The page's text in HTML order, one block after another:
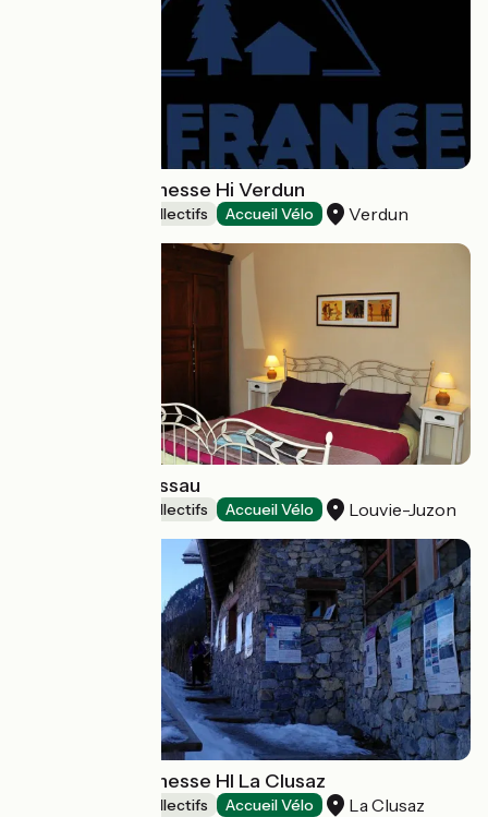
Auberge de jeunesse Hi Verdun
Hébergements collectifs Accueil Vélo Verdun
Le Couvent d'Ossau
Hébergements collectifs Accueil Vélo Louvie-Juzon
Auberge de jeunesse HI La Clusaz
Hébergements collectifs Accueil Vélo La Clusaz